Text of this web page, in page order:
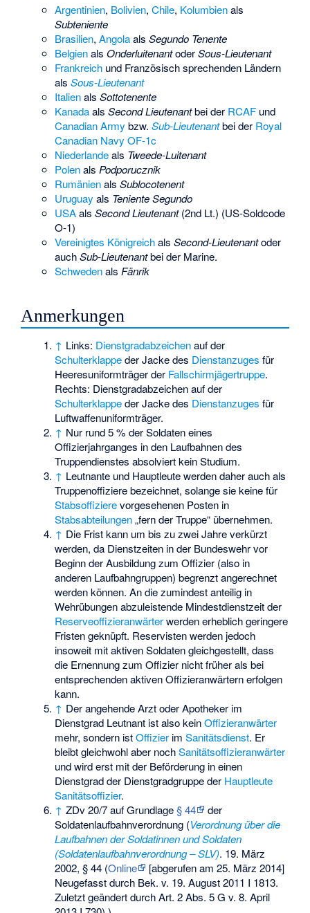
Argentinien, Bolivien,Chile, Kolumbienals
Subteniente
Brasilien,AngolaalsSegundo Tenente
BelgienalsOnderluitenantoderSous-Lieutenant
Frankreich und Französisch sprechenden Ländern
alsSous-Lieutenant
ItalienalsSottotenente
KanadaalsSecond Lieutenantbei der RCAF und
Canadian Army bzw.Sub-Lieutenantbei der Royal
Canadian Navy OF-1c
Niederlandeals Tweede-Luitenant
Polenals Podporucznik
RumänienalsSublocotenent
Uruguay als Teniente Segundo
USAalsSecond Lieutenant(2nd Lt.) (US-Soldcode
O-1)
Vereinigtes KönigreichalsSecond-Lieutenantoder
auchSub-Lieutenantbei der Marine.
Schwedenals Fänrik
Anmerkungen
↑ Links: Dienstgradabzeichenauf der
Schulterklappeder Jacke des Dienstanzuges für
Heeresuniformträger der Fallschirmjägertruppe.
Rechts: Dienstgradabzeichen auf der
Schulterklappeder Jacke des Dienstanzuges für
Luftwaffenuniformträger.
↑ Nur rund 5 % der Soldaten eines
Offizierjahrganges in den Laufbahnen des
Truppendienstes absolviert kein Studium.
↑ Leutnante und Hauptleute werden daher auch als
Truppenoffiziere bezeichnet, solange sie keine für
Stabsoffizierevorgesehenen Posten in
Stabsabteilungen„fern der Truppe“ übernehmen.
↑ Die Frist kann um bis zu zwei Jahre verkürzt
werden, da Dienstzeiten in der Bundeswehr vor
Beginn der Ausbildung zum Offizier (also in
anderen Laufbahngruppen) begrenzt angerechnet
werden können. An die zumindest anteilig in
Wehrübungen abzuleistende Mindestdienstzeit der
Reserveoffizieranwärterwerden erheblich geringere
Fristen geknüpft. Reservisten werden jedoch
insoweit mit aktiven Soldaten gleichgestellt, dass
die Ernennung zum Offizier nicht früher als bei
entsprechenden aktiven Offizieranwärtern erfolgen
kann.
↑ Der angehende Arzt oder Apotheker im
Dienstgrad Leutnant ist also keinOffizieranwärter
mehr, sondern istOffizier imSanitätsdienst. Er
bleibt gleichwohl aber nochSanitätsoffizieranwärter
und wird erst mit der Beförderung in einen
Dienstgrad der Dienstgradgruppe der Hauptleute
Sanitätsoffizier.
↑ ZDv 20/7 auf Grundlage§ 44
der
Soldatenlaufbahnverordnung (Verordnung über die
Laufbahnen der Soldatinnen und Soldaten
(Soldatenlaufbahnverordnung – SLV). 19. März
2002, § 44 (Online
[abgerufen am 25. März 2014]
Neugefasst durch Bek. v. 19. August 2011 I 1813.
Zuletzt geändert durch Art. 2 Abs. 5 G v. 8. April